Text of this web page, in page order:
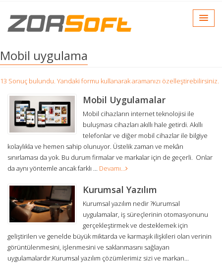
Mobil uygulama
13 Sonuç bulundu. Yandaki formu kullanarak aramanızı özelleştirebilirsiniz.
Mobil Uygulamalar
Mobil cihazların internet teknolojisi ile
buluşması cihazları akıllı hale getirdi. Akıllı
telefonlar ve diğer mobil cihazlar ile bilgiye
kolaylıkla ve hemen sahip olunuyor. Üstelik zaman ve mekân
sınırlaması da yok. Bu durum firmalar ve markalar için de geçerli. Onlar
da aynı yöntemle ancak farklı ... Devamı...
Kurumsal Yazılım
Kurumsal yazılım nedir ?Kurumsal
uygulamalar, iş süreçlerinin otomasyonunu
gerçekleştirmek ve desteklemek için
geliştirilen ve genelde büyük miktarda ve karmaşık ilişkileri olan verinin
görüntülenmesini, işlenmesini ve saklanmasını sağlayan
uygulamalardır.Kurumsal yazılım çözümlerimiz sizi ve markan...